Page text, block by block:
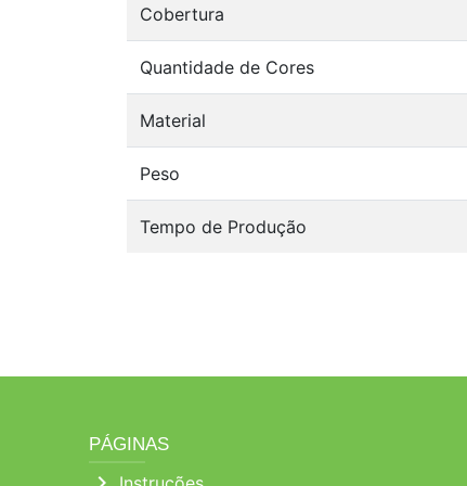
Cobertura
Quantidade de Cores
Material
Peso
Tempo de Produção
PÁGINAS